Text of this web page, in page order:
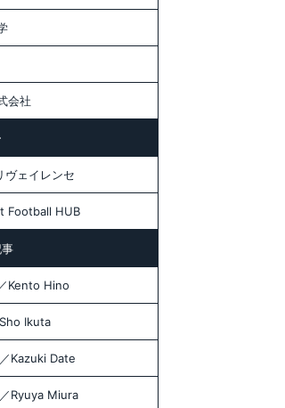
会社
ヴェイレンセ
Football HUB
Kento Hino
Ikuta
Kazuki Date
Ryuya Miura